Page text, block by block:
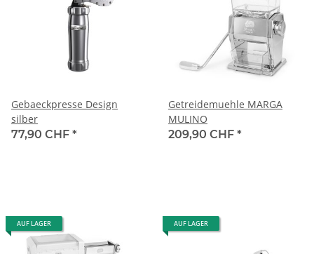
Gebaeckpresse Design
silber
77,90 CHF *
Getreidemuehle MARGA
MULINO
209,90 CHF *
AUF LAGER AUF LAGER